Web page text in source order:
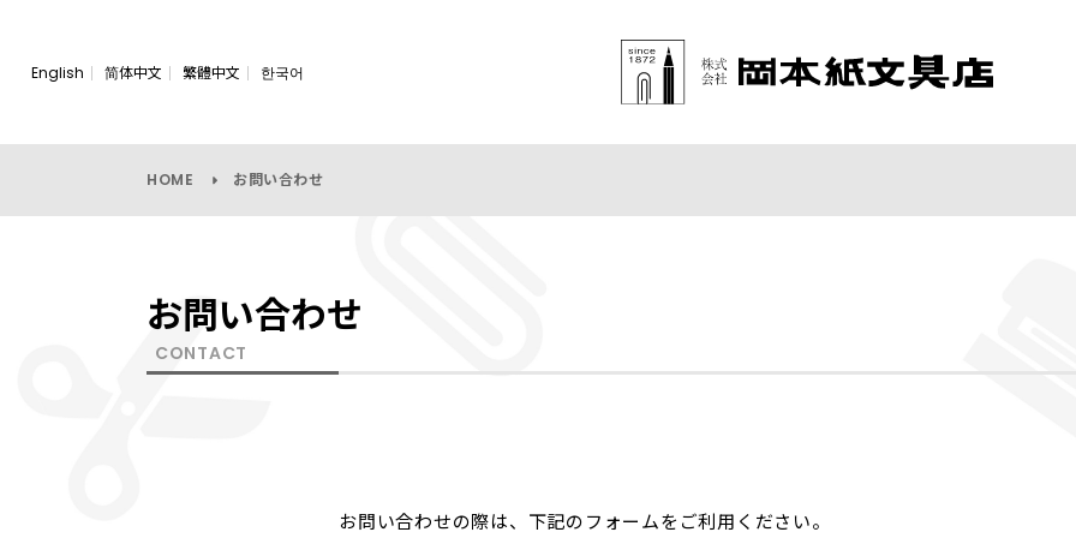
English 简体中文 繁體中文 한국어
HOME お問い合わせ
お問い合わせ
CONTACT
お問い合わせの際は、 下記のフォームをご利用ください。